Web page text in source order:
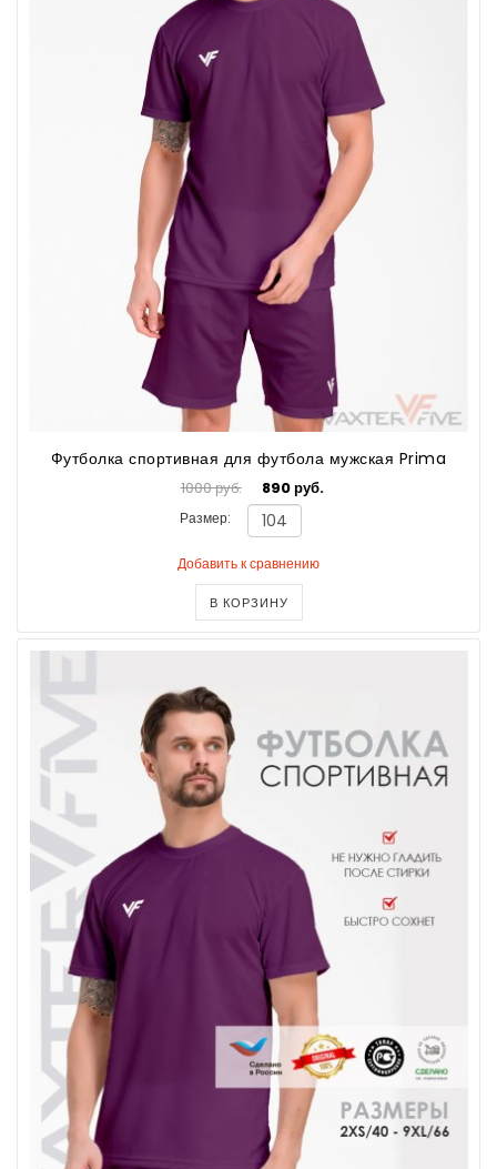
Футболка спортивная для футбола мужская Prima
1000 руб. 890 руб.
Размер:
Добавить к сравнению
В КОРЗИНУ